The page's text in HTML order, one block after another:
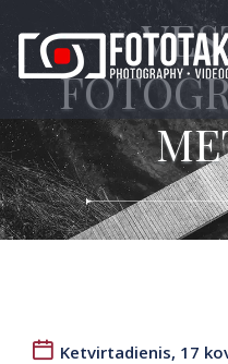
Ketvirtadienis, 17